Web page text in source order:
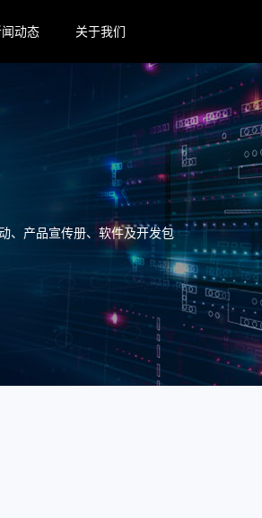
动态 关于我们
、产品宣传册、软件及开发包